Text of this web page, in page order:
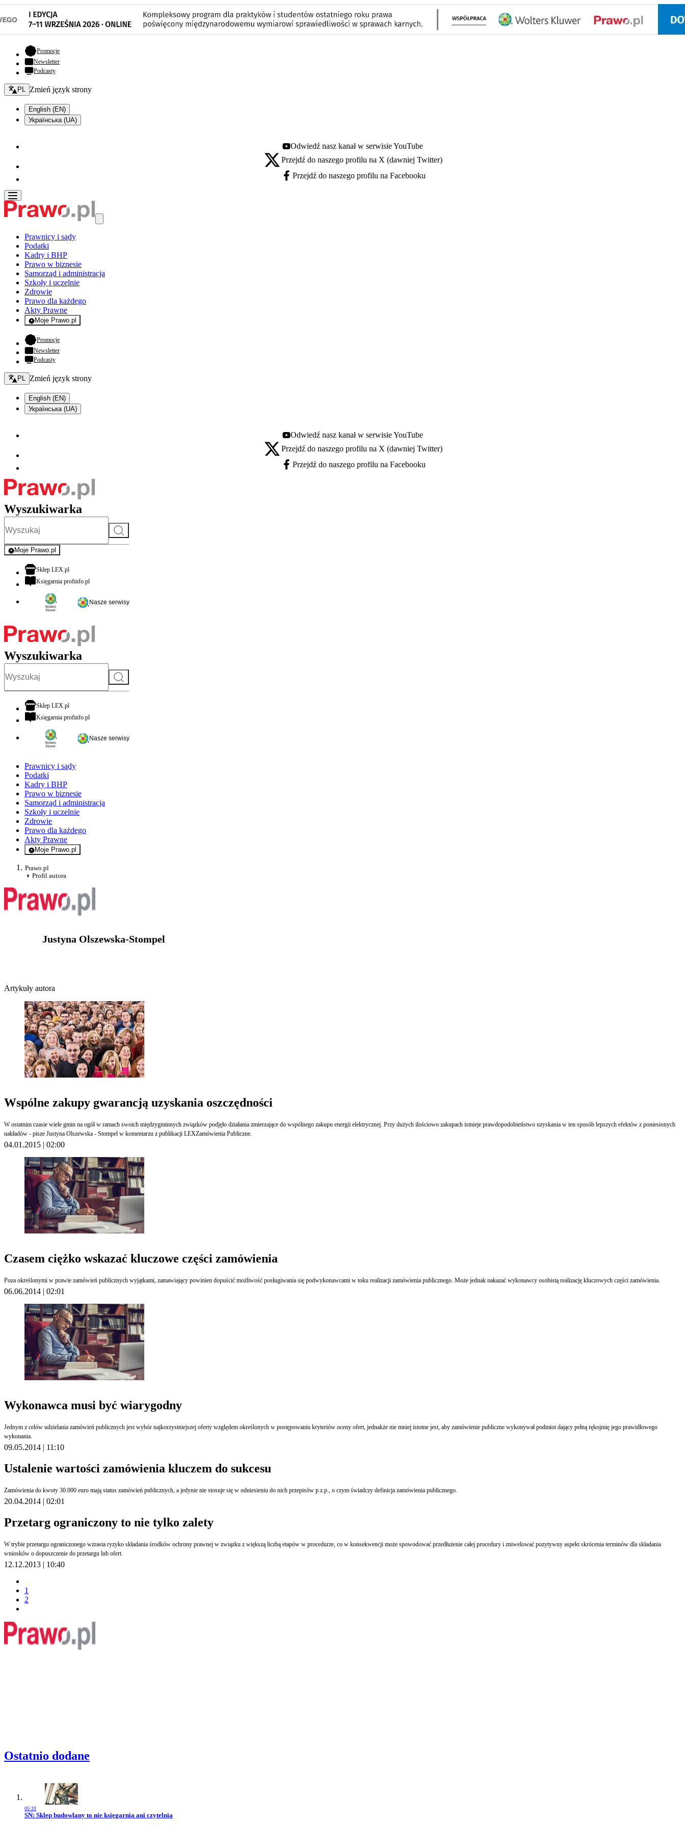
Promocje- otwiera się w nowej karcie
Newsletter
Podcasty
Zmień język - bieżący:
PL Zmień język strony
English (EN)
Українська (UA)
Youtube - otwiera się w nowej karcie
Odwiedź nasz kanał w serwisie YouTube
X - otwiera się w nowej karcie
Przejdź do naszego profilu na X (dawniej Twitter)
Facebook - otwiera się w nowej karcie
Przejdź do naszego profilu na Facebooku
Prawnicy i sądy
Podatki
Kadry i BHP
Prawo w biznesie
Samorząd i administracja
Szkoły i uczelnie
Zdrowie
Prawo dla każdego
Akty Prawne
Moje Prawo.pl
- rejestracja i logowanie do serwisu
Promocje- otwiera się w nowej karcie
Newsletter
Podcasty
Zmień język - bieżący:
PL Zmień język strony
English (EN)
Українська (UA)
Youtube - otwiera się w nowej karcie
Odwiedź nasz kanał w serwisie YouTube
X - otwiera się w nowej karcie
Przejdź do naszego profilu na X (dawniej Twitter)
Facebook - otwiera się w nowej karcie
Przejdź do naszego profilu na Facebooku
Wyszukiwarka
Szukaj
Moje Prawo.pl
- rejestracja i logowanie do serwisu
Sklep LEX.plotwiera się w nowej karcie
Księgarnia profinfo.plotwiera się w nowej karcie
Nasze serwisy
Wyszukiwarka
Szukaj
Sklep LEX.plotwiera się w nowej karcie
Księgarnia profinfo.plotwiera się w nowej karcie
Nasze serwisy
Prawnicy i sądy
Podatki
Kadry i BHP
Prawo w biznesie
Samorząd i administracja
Szkoły i uczelnie
Zdrowie
Prawo dla każdego
Akty Prawne
Moje Prawo.pl
- rejestracja i logowanie do serwisu
Prawo.pl
Profil autora
Justyna Olszewska-Stompel
Artykuły autora
Wspólne zakupy gwarancją uzyskania oszczędności
W ostatnim czasie wiele gmin na ogół w ramach swoich międzygminnych związków podjęło działania zmierzające do wspólnego zakupu energii elektrycznej. Przy dużych ilościowo zakupach istnieje prawdopodobieństwo uzyskania w ten sposób lepszych efektów z poniesionych
nakładów - pisze Justyna Olszewska - Stompel w komentarzu z publikacji LEXZamówienia Publiczne.
04.01.2015 | 02:00
Czasem ciężko wskazać kluczowe części zamówienia
Poza określonymi w prawie zamówień publicznych wyjątkami, zamawiający powinien dopuścić możliwość posługiwania się podwykonawcami w toku realizacji zamówienia publicznego. Może jednak nakazać wykonawcy osobistą realizację kluczowych części zamówienia.
06.06.2014 | 02:01
Wykonawca musi być wiarygodny
Jednym z celów udzielania zamówień publicznych jest wybór najkorzystniejszej oferty względem określonych w postępowaniu kryteriów oceny ofert, jednakże nie mniej istotne jest, aby zamówienie publiczne wykonywał podmiot dający pełną rękojmię jego prawidłowego
wykonania.
09.05.2014 | 11:10
Ustalenie wartości zamówienia kluczem do sukcesu
Zamówienia do kwoty 30.000 euro mają status zamówień publicznych, a jedynie nie stosuje się w odniesieniu do nich przepisów p.z.p., o czym świadczy definicja zamówienia publicznego.
20.04.2014 | 02:01
Przetarg ograniczony to nie tylko zalety
W trybie przetargu ograniczonego wzrasta ryzyko składania środków ochrony prawnej w związku z większą liczbą etapów w procedurze, co w konsekwencji może spowodować przedłużenie całej procedury i zniwelować pozytywny aspekt skrócenia terminów dla składania
wniosków o dopuszczenie do przetargu lub ofert.
12.12.2013 | 10:40
1
2
Ostatnio dodane
05:33
Przejdź do artykułu:
SN: Sklep budowlany to nie księgarnia ani czytelnia